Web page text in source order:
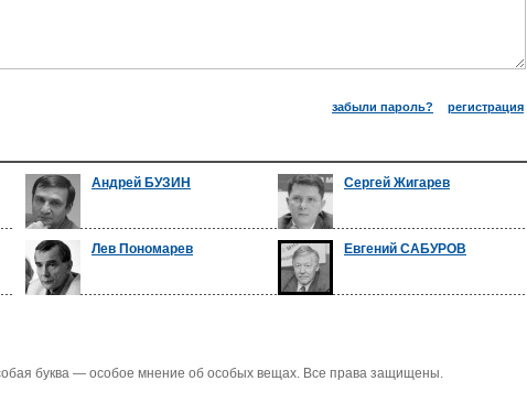
забыли пароль? регистрация
Андрей БУЗИН Сергей Жигарев
Лев Пономарев Евгений САБУРОВ
буква — особое мнение об особых вещах. Все права защищены.